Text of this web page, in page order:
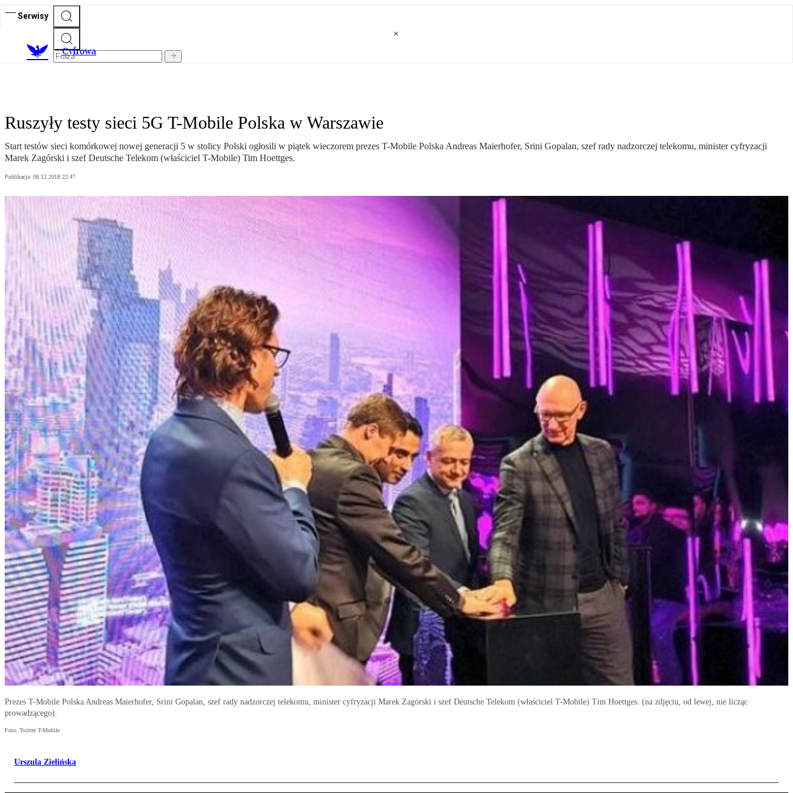
Serwisy
Cyfrowa
Ruszyły testy sieci 5G T-Mobile Polska w Warszawie
Start testów sieci komórkowej nowej generacji 5 w stolicy Polski ogłosili w piątek wieczorem prezes T-Mobile Polska Andreas Maierhofer, Srini Gopalan, szef rady nadzorczej telekomu, minister cyfryzacji
Marek Zagórski i szef Deutsche Telekom (właściciel T-Mobile) Tim Hoettges.
Publikacja: 08.12.2018 22:47
Prezes T-Mobile Polska Andreas Maierhofer, Srini Gopalan, szef rady nadzorczej telekomu, minister cyfryzacji Marek Zagórski i szef Deutsche Telekom (właściciel T-Mobile) Tim Hoettges. (na zdjęciu, od lewej, nie licząc
prowadzącego).
Foto: Twitter T-Mobile
Urszula Zielińska